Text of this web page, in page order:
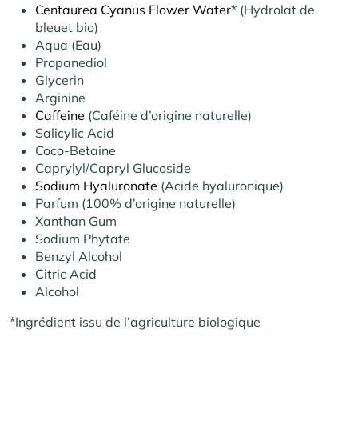
Centaurea Cyanus Flower Water* (Hydrolat de
bleuet bio)
Aqua (Eau)
Propanediol
Glycerin
Arginine
Caffeine (Caféine d’origine naturelle)
Salicylic Acid
Coco-Betaine
Caprylyl/Capryl Glucoside
Sodium Hyaluronate (Acide hyaluronique)
Parfum (100% d’origine naturelle)
Xanthan Gum
Sodium Phytate
Benzyl Alcohol
Citric Acid
Alcohol
*Ingrédient issu de l’agriculture biologique